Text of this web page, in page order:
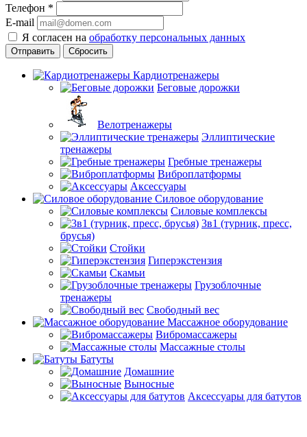
Телефон *
E-mail
Я согласен на обработку персональных данных
Сбросить
Кардиотренажеры
Беговые дорожки
Велотренажеры
Эллиптические
тренажеры
Гребные тренажеры
Виброплатформы
Аксессуары
Силовое оборудование
Силовые комплексы
3в1 (турник, пресс,
брусья)
Стойки
Гиперэкстензия
Скамьи
Грузоблочные
тренажеры
Свободный вес
Массажное оборудование
Вибромассажеры
Массажные столы
Батуты
Домашние
Выносные
Аксессуары для батутов